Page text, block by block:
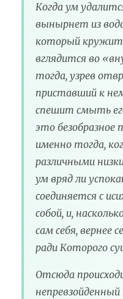
Когда ум
вынырнет из
который
вглядится во
тогда, узрев
приставший к
спешит смыть
это безобразное
именно тогда,
различными
ум вряд ли
соединяется с
собой, и,
сам себя, вернее
ради Которого
Отсюда